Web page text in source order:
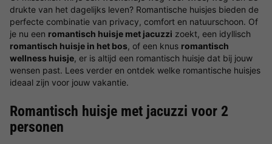
drukte van het dagelijks leven? Romantische huisjes bieden de
perfecte combinatie van privacy, comfort en natuurschoon. Of
je nu een romantisch huisje met jacuzzi zoekt, een idyllisch
romantisch huisje in het bos, of een knus romantisch
wellness huisje, er is altijd een romantisch huisje dat bij jouw
wensen past. Lees verder en ontdek welke romantische huisjes
ideaal zijn voor jouw vakantie.
Romantisch huisje met jacuzzi voor 2
personen